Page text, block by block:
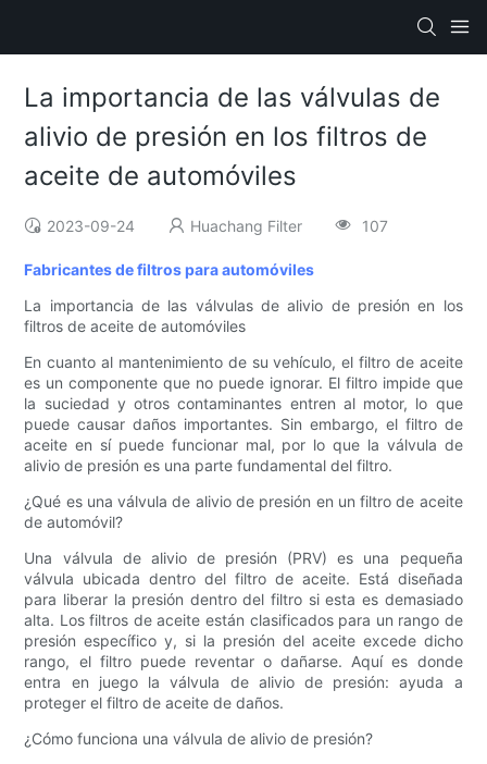
La importancia de las válvulas de
alivio de presión en los filtros de
aceite de automóviles
2023-09-24 Huachang Filter 107
Fabricantes de filtros para automóviles
La importancia de las válvulas de alivio de presión en los
filtros de aceite de automóviles
En cuanto al mantenimiento de su vehículo, el filtro de aceite
es un componente que no puede ignorar. El filtro impide que
la suciedad y otros contaminantes entren al motor, lo que
puede causar daños importantes. Sin embargo, el filtro de
aceite en sí puede funcionar mal, por lo que la válvula de
alivio de presión es una parte fundamental del filtro.
¿Qué es una válvula de alivio de presión en un filtro de aceite
de automóvil?
Una válvula de alivio de presión (PRV) es una pequeña
válvula ubicada dentro del filtro de aceite. Está diseñada
para liberar la presión dentro del filtro si esta es demasiado
alta. Los filtros de aceite están clasificados para un rango de
presión específico y, si la presión del aceite excede dicho
rango, el filtro puede reventar o dañarse. Aquí es donde
entra en juego la válvula de alivio de presión: ayuda a
proteger el filtro de aceite de daños.
¿Cómo funciona una válvula de alivio de presión?